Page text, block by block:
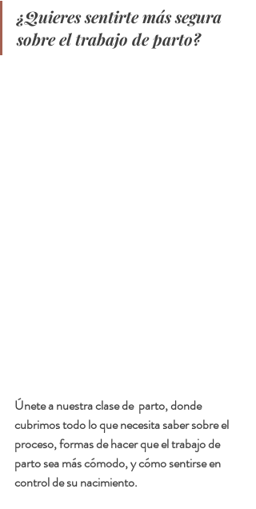
¿Quieres sentirte más segura
sobre el trabajo de parto?
Únete a nuestra clase de  parto, donde
cubrimos todo lo que necesita saber sobre el
proceso, formas de hacer que el trabajo de
parto sea más cómodo, y cómo sentirse en
control de su nacimiento.